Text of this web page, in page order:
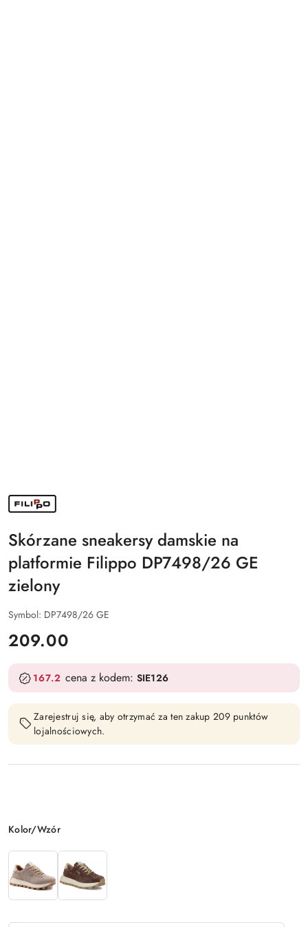
NAZWA
PRODUCENTA:
Skórzane sneakersy damskie na
platformie Filippo DP7498/26 GE
zielony
Symbol: DP7498/26 GE
cena:
209.00
167.2 cena z kodem: SIE126
Zarejestruj się, aby otrzymać za ten zakup 209 punktów
lojalnościowych.
Wariant
Kolor/Wzór